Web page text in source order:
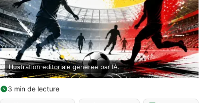
Illustration editoriale generee par IA.
3 min de lecture